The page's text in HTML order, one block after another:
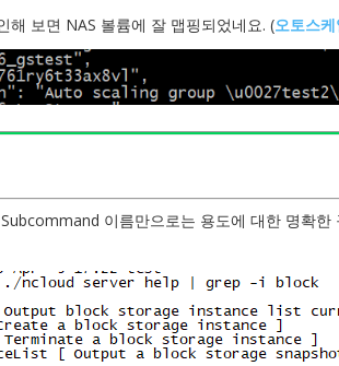
해 보면 NAS 볼륨에 잘 맵핑되었네요. (오토스
이름만으로는 용도에 대한 명확